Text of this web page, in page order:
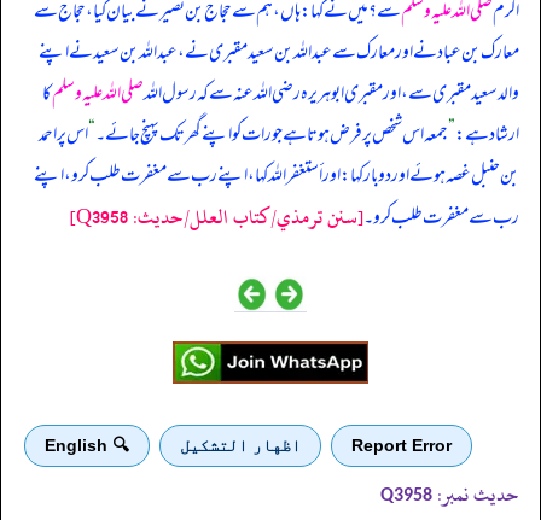
اکرمصلی اللہ علیہ وسلمسے؟ میں نے کہا: ہاں، ہم سے حجاج بن نصیر نے بیان کیا، حجاج سے
معارک بن عباد نے اور معارک سے عبداللہ بن سعید مقبری نے، عبداللہ بن سعید نے اپنے
والد سعید مقبری سے، اور مقبری ابوہریرہ رضی اللہ عنہ سے کہ رسول اللہصلی اللہ علیہ وسلمکا
ارشاد ہے:”جمعہ اس شخص پر فرض ہوتا ہے جو رات کو اپنے گھر تک پہنچ جائے۔‏‏‏‏“اس پر احمد
بن حنبل غصہ ہوئے اور دو بار کہا: اور أستغفر اللہ کہا، اپنے رب سے مغفرت طلب کرو، اپنے
رب سے مغفرت طلب کرو۔[سنن ترمذي/کتاب العلل/حدیث: Q3958]
Report Error اظهار التشكيل 🔍 English
حدیث نمبر: Q3958